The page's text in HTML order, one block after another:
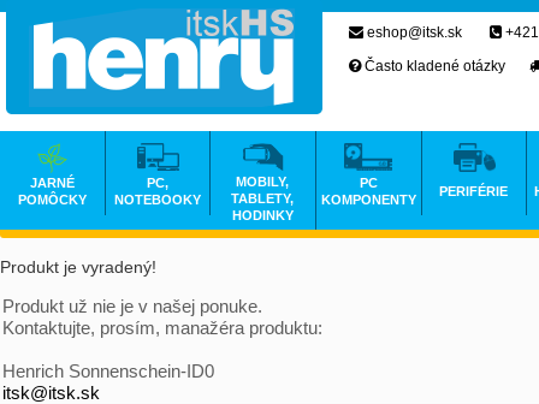
Produkt je vyradený!
Produkt už nie je v našej ponuke.
Kontaktujte, prosím, manažéra produktu:
Henrich Sonnenschein-ID0
itsk@itsk.sk
eshop@itsk.sk
Často kladené otázky
JARNÉ
POMÔCKY
PC,
NOTEBOOKY
MOBILY,
TABLETY,
HODINKY
PC
KOMPONENTY
PERIFÉRIE